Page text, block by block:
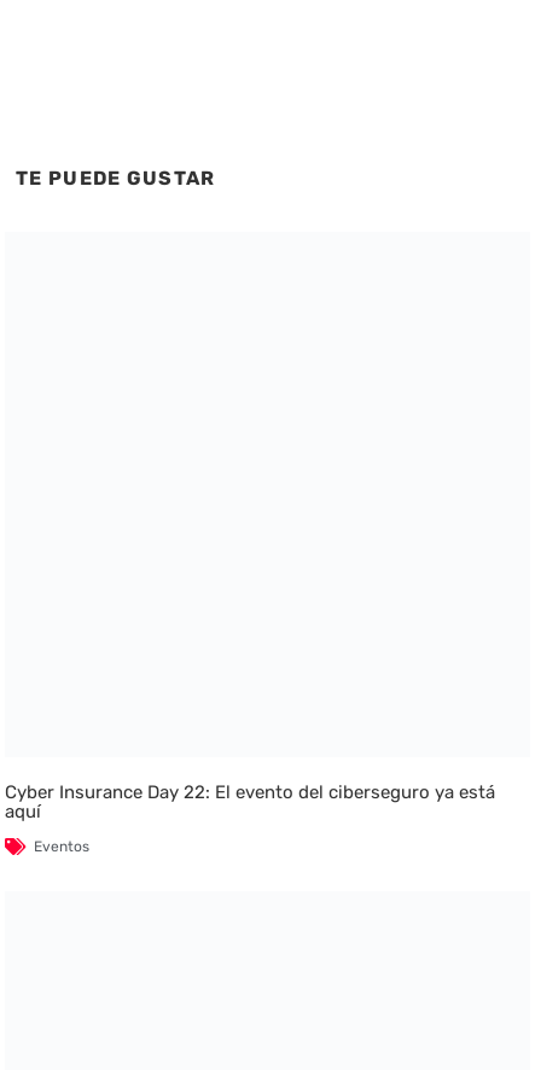
TE PUEDE GUSTAR
Cyber Insurance Day 22: El evento del ciberseguro ya está
aquí
Eventos